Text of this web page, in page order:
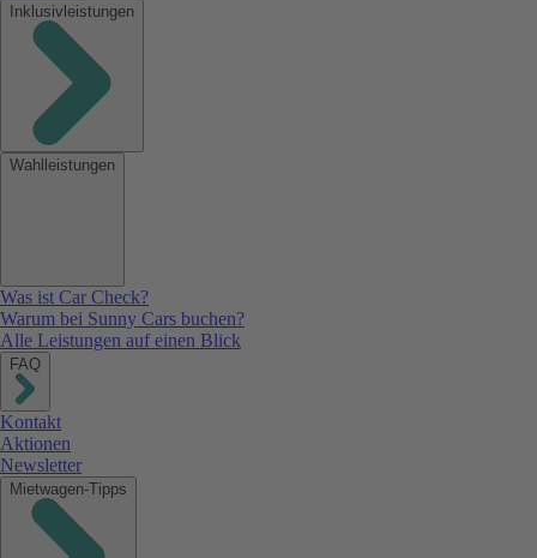
Inklusivleistungen
Wahlleistungen
Was ist Car Check?
Warum bei Sunny Cars buchen?
Alle Leistungen auf einen Blick
FAQ
Kontakt
Aktionen
Newsletter
Mietwagen-Tipps